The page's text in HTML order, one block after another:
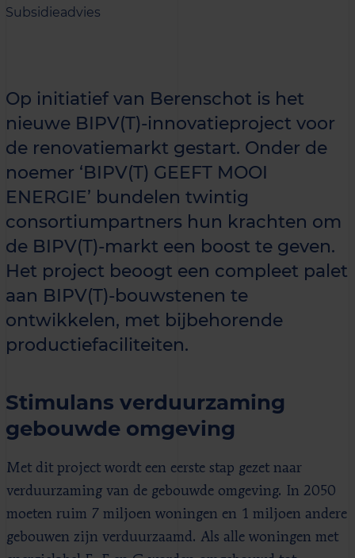
Subsidieadvies
Op initiatief van Berenschot is het
nieuwe BIPV(T)-innovatieproject voor
de renovatiemarkt gestart. Onder de
noemer ‘BIPV(T) GEEFT MOOI
ENERGIE’ bundelen twintig
consortiumpartners hun krachten om
de BIPV(T)-markt een boost te geven.
Het project beoogt een compleet palet
aan BIPV(T)-bouwstenen te
ontwikkelen, met bijbehorende
productiefaciliteiten.
Stimulans verduurzaming
gebouwde omgeving
Met dit project wordt een eerste stap gezet naar
verduurzaming van de gebouwde omgeving. In 2050
moeten ruim 7 miljoen woningen en 1 miljoen andere
gebouwen zijn verduurzaamd. Als alle woningen met